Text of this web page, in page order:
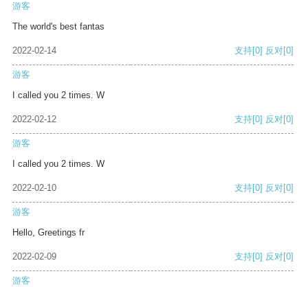
游客
The world's best fantas
2022-02-14 支持[0] 反对[0]
游客
I called you 2 times. W
2022-02-12 支持[0] 反对[0]
游客
I called you 2 times. W
2022-02-10 支持[0] 反对[0]
游客
Hello, Greetings fr
2022-02-09 支持[0] 反对[0]
游客